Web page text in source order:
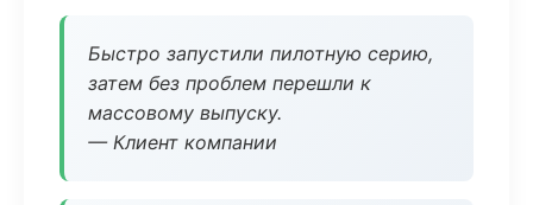
Быстро запустили пилотную серию,
затем без проблем перешли к
массовому выпуску.
— Клиент компании